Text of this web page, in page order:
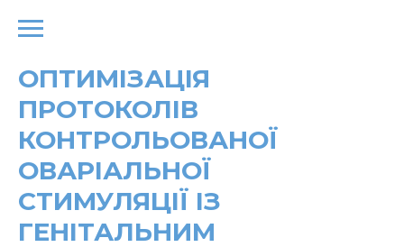
ОПТИМІЗАЦІЯ
ПРОТОКОЛІВ
КОНТРОЛЬОВАНОЇ
ОВАРІАЛЬНОЇ
СТИМУЛЯЦІЇ ІЗ
ГЕНІТАЛЬНИМ